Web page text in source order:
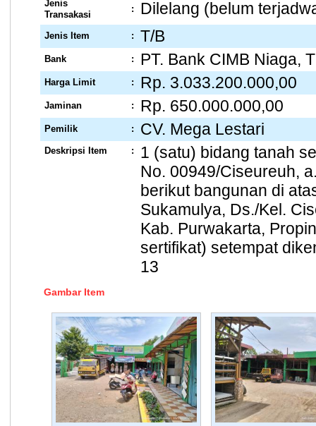
Jenis
Transakasi
: Dilelang (belum
Jenis Item : T/B
Bank : PT. Bank CIMB Niaga,
Harga Limit : Rp. 3.033.200.000,00
Jaminan : Rp. 650.000.000,00
Pemilik : CV. Mega Lestari
Deskripsi Item :
1 (satu) bidang tanah
No. 00949/Ciseureuh,
berikut bangunan di
Sukamulya, Ds./Kel.
Kab. Purwakarta,
sertifikat) setempat
13
Gambar Item